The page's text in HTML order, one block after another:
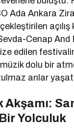
Ada Ankara
açılış
Cenap And
edilen
dolu bir
anlar
Akşamı:
Yolculuk